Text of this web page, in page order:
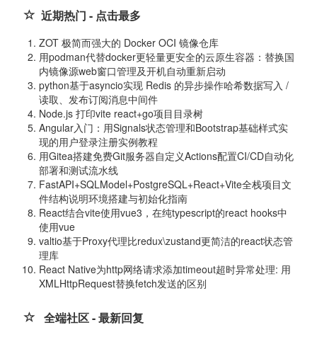
近期热门 - 点击最多
ZOT 极简而强大的 Docker OCI 镜像仓库
用podman代替docker更轻量更安全的云原生容器：替换国
内镜像源web窗口管理及开机自动重新启动
python基于asyncio实现 Redis 的异步操作哈希数据写入 /
读取、发布订阅消息中间件
Node.js 打印vite react+go项目目录树
Angular入门：用Signals状态管理和Bootstrap基础样式实
现的用户登录注册实例教程
用Gitea搭建免费Git服务器自定义Actions配置CI/CD自动化
部署和测试流水线
FastAPI+SQLModel+PostgreSQL+React+Vite全栈项目文
件结构说明环境搭建与初始化指南
React结合vite使用vue3，在纯typescript的react hooks中
使用vue
valtio基于Proxy代理比redux\zustand更简洁的react状态管
理库
React Native为http网络请求添加timeout超时异常处理: 用
XMLHttpRequest替换fetch发送的区别
全端社区 - 最新回复